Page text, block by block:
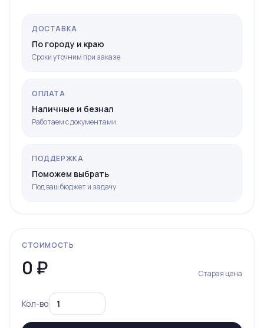
ДОСТАВКА
По городу и краю
Сроки уточним при заказе
ОПЛАТА
Наличные и безнал
Работаем с документами
ПОДДЕРЖКА
Поможем выбрать
Под ваш бюджет и задачу
СТОИМОСТЬ
0 ₽ Старая цена
Кол-во